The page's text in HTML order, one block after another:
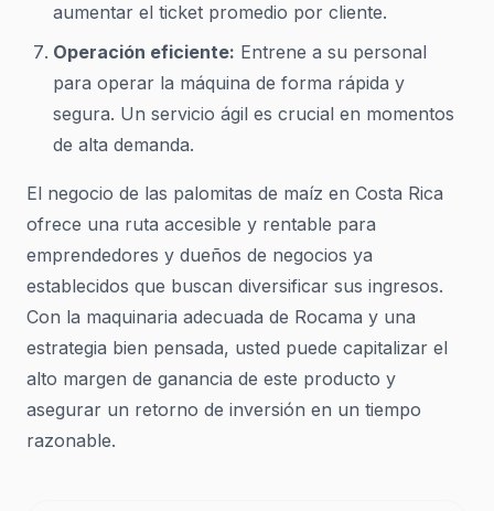
aumentar el ticket promedio por cliente.
Operación eficiente: Entrene a su personal
para operar la máquina de forma rápida y
segura. Un servicio ágil es crucial en momentos
de alta demanda.
El negocio de las palomitas de maíz en Costa Rica
ofrece una ruta accesible y rentable para
emprendedores y dueños de negocios ya
establecidos que buscan diversificar sus ingresos.
Con la maquinaria adecuada de Rocama y una
estrategia bien pensada, usted puede capitalizar el
alto margen de ganancia de este producto y
asegurar un retorno de inversión en un tiempo
razonable.